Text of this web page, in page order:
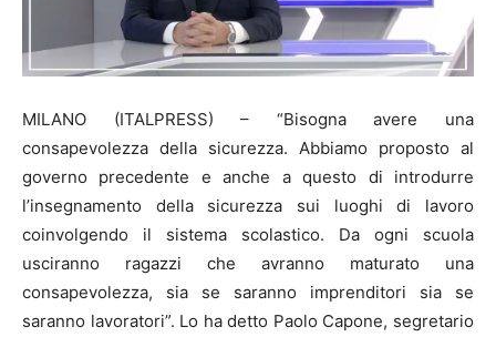
MILANO (ITALPRESS) – “Bisogna avere una
consapevolezza della sicurezza. Abbiamo proposto al
governo precedente e anche a questo di introdurre
l’insegnamento della sicurezza sui luoghi di lavoro
coinvolgendo il sistema scolastico. Da ogni scuola
usciranno ragazzi che avranno maturato una
consapevolezza, sia se saranno imprenditori sia se
saranno lavoratori”. Lo ha detto Paolo Capone, segretario